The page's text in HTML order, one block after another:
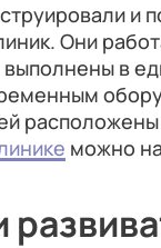
и
Они
в
можно